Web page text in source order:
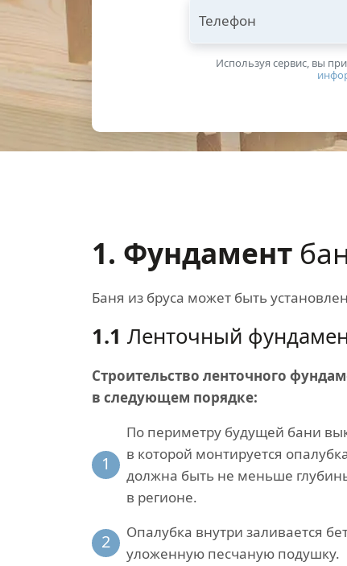
Телефон
Используя сервис, вы
1. Фундамент
Баня из бруса может быть
1.1 Ленточный
Строительство ленточного
в следующем порядке:
1
По периметру будущей бани
в которой монтируется
должна быть не меньше
в регионе.
2
Опалубка внутри заливается
уложенную песчаную подушку.